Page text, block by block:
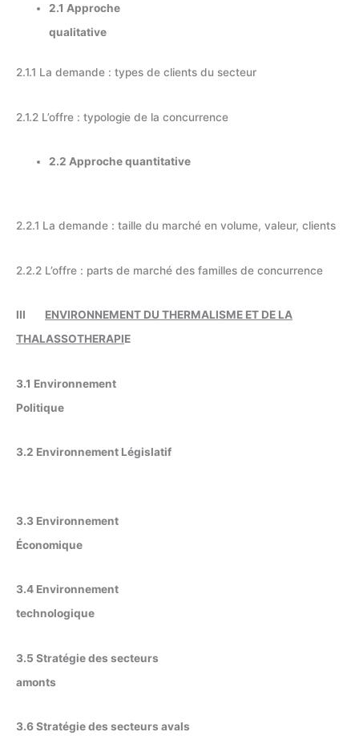
2.1 Approche
qualitative
2.1.1 La demande : types de clients du secteur
2.1.2 L’offre : typologie de la concurrence
2.2 Approche quantitative
2.2.1 La demande : taille du marché en volume, valeur, clients
2.2.2 L’offre : parts de marché des familles de concurrence
III ENVIRONNEMENT DU THERMALISME ET DE LA
THALASSOTHERAPIE
3.1 Environnement
Politique
3.2 Environnement Législatif
3.3 Environnement
Économique
3.4 Environnement
technologique
3.5 Stratégie des secteurs
amonts
3.6 Stratégie des secteurs avals